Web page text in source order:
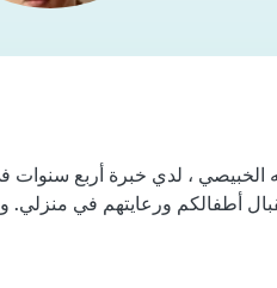
أطفالكم ورعايتهم في منزلي.